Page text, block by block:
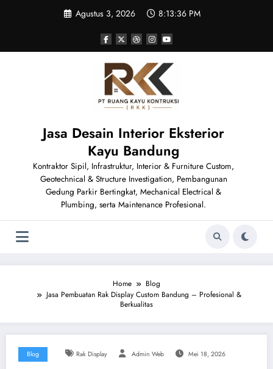
Agustus 3, 2026 8:13:38 PM
Jasa Desain Interior Eksterior
Kayu Bandung
Kontraktor Sipil, Infrastruktur, Interior & Furniture Custom,
Geotechnical & Structure Investigation, Pembangunan
Gedung Parkir Bertingkat, Mechanical Electrical &
Plumbing, serta Maintenance Profesional.
Home
Blog
Jasa Pembuatan Rak Display Custom Bandung – Profesional &
Berkualitas
Blog Rak Display Admin Web Mei 18, 2026